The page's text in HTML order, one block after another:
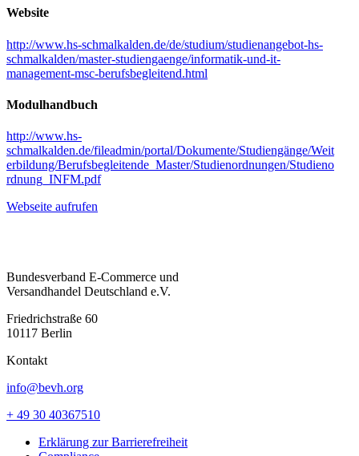
Website
http://www.hs-schmalkalden.de/de/studium/studienangebot-hs-
schmalkalden/master-studiengaenge/informatik-und-it-
management-msc-berufsbegleitend.html
Modulhandbuch
http://www.hs-
schmalkalden.de/fileadmin/portal/Dokumente/Studiengänge/Weit
erbildung/Berufsbegleitende_Master/Studienordnungen/Studieno
rdnung_INFM.pdf
Webseite aufrufen
Bundesverband E-Commerce und
Versandhandel Deutschland e.V.
Friedrichstraße 60
10117 Berlin
Kontakt
info@bevh.org
+ 49 30 40367510
Erklärung zur Barrierefreiheit